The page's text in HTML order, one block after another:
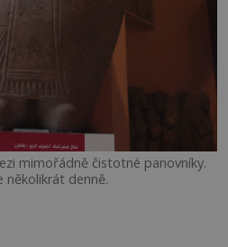
mimořádně čistotné panovníky.
několikrát denně.